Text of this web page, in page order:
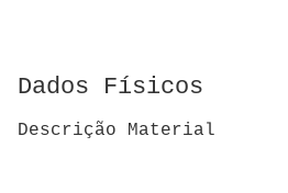
Dados Físicos
Descrição Material